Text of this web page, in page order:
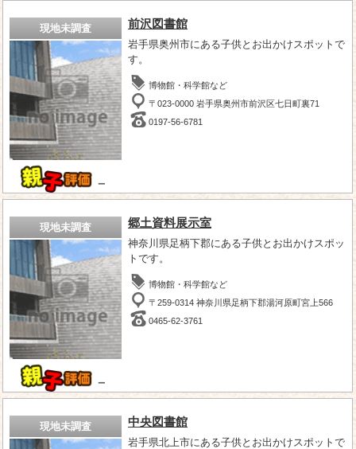
現地未調査
－
前沢図書館
岩手県奥州市にある子供とお出かけスポットで
す。
博物館・科学館など
〒023-0000 岩手県奥州市前沢区七日町裏71
0197-56-6781
現地未調査
－
郷土資料展示室
神奈川県足柄下郡にある子供とお出かけスポッ
トです。
博物館・科学館など
〒259-0314 神奈川県足柄下郡湯河原町宮上566
0465-62-3761
現地未調査 中央図書館
岩手県北上市にある子供とお出かけスポットで